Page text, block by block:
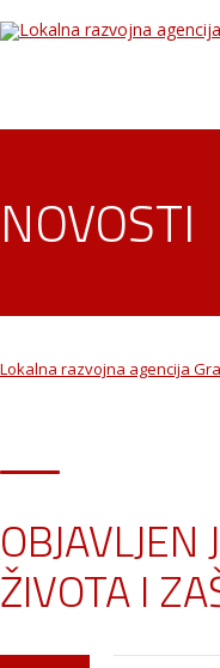
NOVOSTI
Lokalna razvojna agencija
ŽIVOTA I